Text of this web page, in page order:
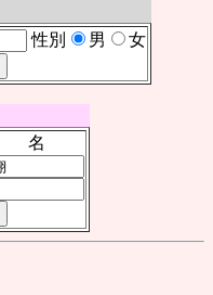
性別 男 女
名